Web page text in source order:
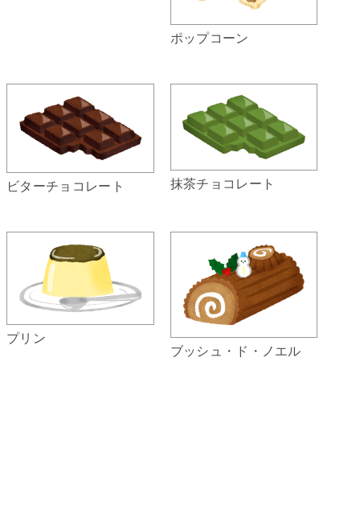
ポップコーン
ビターチョコレート 抹茶チョコレート
プリン
ブッシュ・ド・ノエル